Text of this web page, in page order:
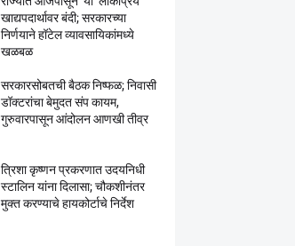
खाद्यपदार्थावर बंदी; सरकारच्या
निर्णयाने हॉटेल व्यावसायिकांमध्ये
खळबळ
सरकारसोबतची बैठक निष्फळ; निवासी
डॉक्टरांचा बेमुदत संप कायम,
गुरुवारपासून आंदोलन आणखी तीव्र
त्रिशा कृष्णन प्रकरणात उदयनिधी
स्टालिन यांना दिलासा; चौकशीनंतर
मुक्त करण्याचे हायकोर्टाचे निर्देश